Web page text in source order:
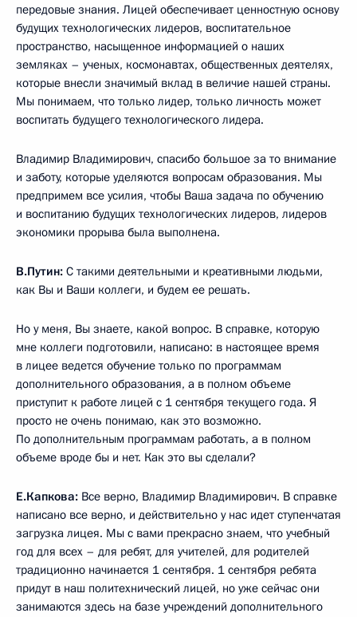
передовые знания. Лицей обеспечивает ценностную основу
будущих технологических лидеров, воспитательное
пространство, насыщенное информацией о наших
земляках – ученых, космонавтах, общественных деятелях,
которые внесли значимый вклад в величие нашей страны.
Мы понимаем, что только лидер, только личность может
воспитать будущего технологического лидера.
Владимир Владимирович, спасибо большое за то внимание
и заботу, которые уделяются вопросам образования. Мы
предпримем все усилия, чтобы Ваша задача по обучению
и воспитанию будущих технологических лидеров, лидеров
экономики прорыва была выполнена.
В.Путин: С такими деятельными и креативными людьми,
как Вы и Ваши коллеги, и будем ее решать.
Но у меня, Вы знаете, какой вопрос. В справке, которую
мне коллеги подготовили, написано: в настоящее время
в лицее ведется обучение только по программам
дополнительного образования, а в полном объеме
приступит к работе лицей с 1 сентября текущего года. Я
просто не очень понимаю, как это возможно.
По дополнительным программам работать, а в полном
объеме вроде бы и нет. Как это вы сделали?
Е.Капкова: Все верно, Владимир Владимирович. В справке
написано все верно, и действительно у нас идет ступенчатая
загрузка лицея. Мы с вами прекрасно знаем, что учебный
год для всех – для ребят, для учителей, для родителей
традиционно начинается 1 сентября. 1 сентября ребята
придут в наш политехнический лицей, но уже сейчас они
занимаются здесь на базе учреждений дополнительного